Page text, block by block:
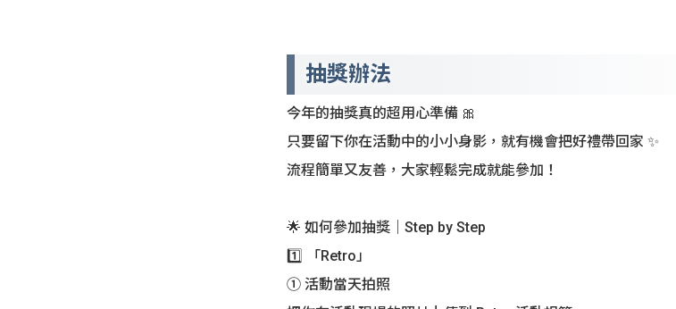
抽獎辦法
今年的抽獎真的超用心準備 🎀
只要留下你在活動中的小小身影，就有機會把好禮帶回家 ✨
流程簡單又友善，大家輕鬆完成就能參加！
🌟 如何參加抽獎｜Step by Step
1️⃣ 「Retro」
① 活動當天拍照